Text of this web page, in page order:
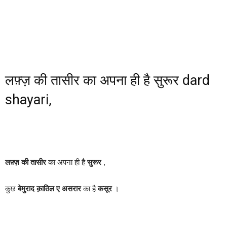
लफ़्ज़ की तासीर का अपना ही है सुरूर dard
shayari,
लफ़्ज़ की तासीरका अपना ही हैसुरूर,
कुछबेमुराद क़ातिल ए असरारका हैकसूर ।